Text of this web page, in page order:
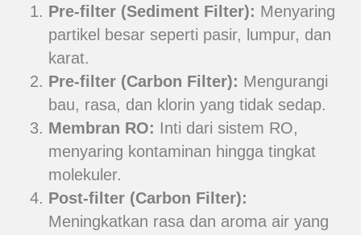
Pre-filter (Sediment Filter): Menyaring
partikel besar seperti pasir, lumpur, dan
karat.
Pre-filter (Carbon Filter): Mengurangi
bau, rasa, dan klorin yang tidak sedap.
Membran RO: Inti dari sistem RO,
menyaring kontaminan hingga tingkat
molekuler.
Post-filter (Carbon Filter):
Meningkatkan rasa dan aroma air yang